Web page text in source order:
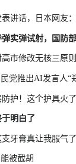
讲话，日本网友
实弹试射，国防
市修改无核三原
党推出AI发言人“
护！这个护具火
明白了
牙膏真让我服气了
被截胡